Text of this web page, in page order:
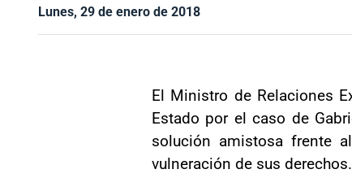
Lunes, 29 de enero de 2018
El Ministro de Relaciones
Estado por el caso de
solución amistosa frente
vulneración de sus derechos.